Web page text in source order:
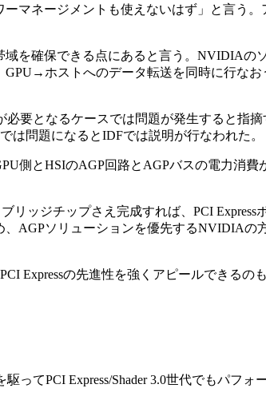
マネージメントも使えないはず」と言う。
を確保できる点にあると言う。NVIDIAの
GPU→ホストへのデータ転送を同時に行な
要となるケースでは問題が発生すると指摘
は問題になるとIDFでは説明が行なわれた。
側とHSIのAGP回路とAGPバスの電力消費
ッジチップさえ完成すれば、PCI Express
、AGPソリューションを優先するNVIDIAの
Expressの先進性を強くアピールできるの
てPCI Express/Shader 3.0世代でもパフォ